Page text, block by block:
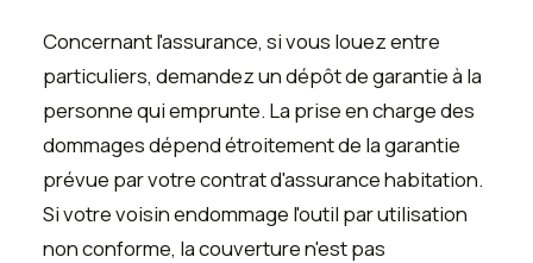
Concernant l'assurance, si vous louez entre
particuliers, demandez un dépôt de garantie à la
personne qui emprunte. La prise en charge des
dommages dépend étroitement de la garantie
prévue par votre contrat d'assurance habitation.
Si votre voisin endommage l'outil par utilisation
non conforme, la couverture n'est pas